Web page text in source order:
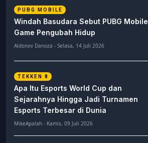
PUBG MOBILE
Windah Basudara Sebut PUBG Mobile
Game Pengubah Hidup
Aldonov Danoza - Selasa, 14 Juli 2026
TEKKEN 8
Apa Itu Esports World Cup dan
Sejarahnya Hingga Jadi Turnamen
Esports Terbesar di Dunia
MikeApalah - Kamis, 09 Juli 2026